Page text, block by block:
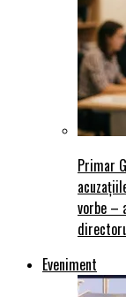
Primar
vorbe –
Eveniment